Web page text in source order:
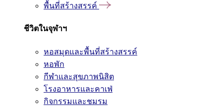
พื้นที่สร้างสรรค์
ชีวิตในจุฬาฯ
หอสมุดและพื้นที่สร้างสรรค์
หอพัก
กีฬาและสุขภาพนิสิต
โรงอาหารและคาเฟ่
กิจกรรมและชมรม